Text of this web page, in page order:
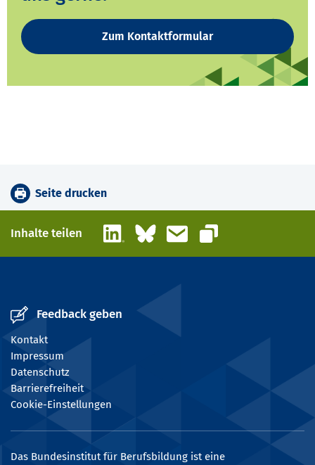
Zum Kontaktformular
Seite drucken
Inhalte teilen LinkedInBlueskyE-Mail
Link kopieren
Feedback geben
Kontakt
Impressum
Datenschutz
Barrierefreiheit
Cookie-Einstellungen
Das Bundesinstitut für Berufsbildung ist eine